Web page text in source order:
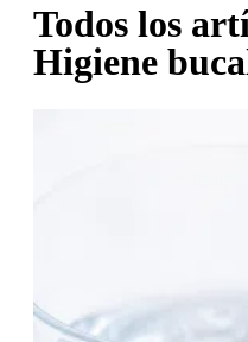
Todos los
Higiene